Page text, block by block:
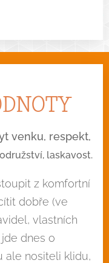
venku, respekt,
laskavost.
z komfortní
dobře (ve
vlastních
dnes o
ale nositeli klidu,